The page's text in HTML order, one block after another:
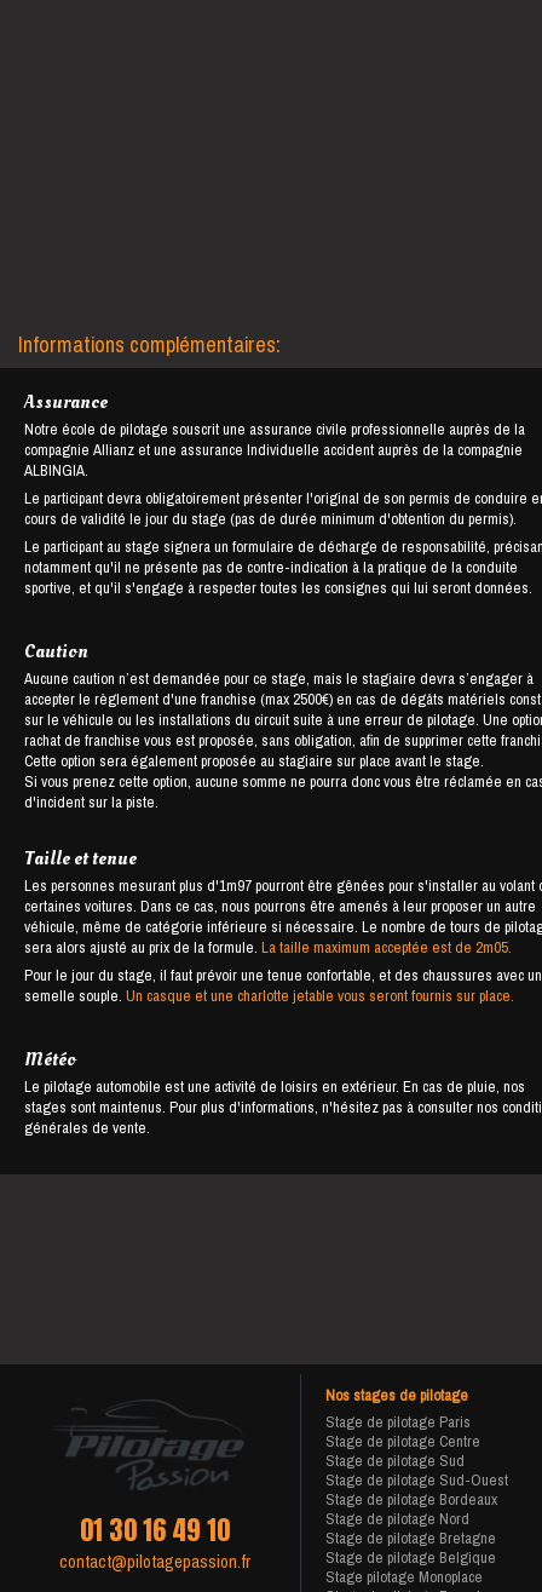
Informations complémentaires:
Assurance
Notre école de pilotage souscrit une assurance civile professionnelle auprès de la
compagnie Allianz et une assurance Individuelle accident auprès de la compagnie
ALBINGIA.
Le participant devra obligatoirement présenter l'original de son permis de conduire
cours de validité le jour du stage (pas de durée minimum d'obtention du permis).
Le participant au stage signera un formulaire de décharge de responsabilité,
notamment qu'il ne présente pas de contre-indication à la pratique de la conduite
sportive, et qu'il s'engage à respecter toutes les consignes qui lui seront données.
Caution
Aucune caution n’est demandée pour ce stage, mais le stagiaire devra s’engager à
accepter le règlement d'une franchise (max 2500€) en cas de dégâts matériels
sur le véhicule ou les installations du circuit suite à une erreur de pilotage. Une
rachat de franchise vous est proposée, sans obligation, afin de supprimer cette
Cette option sera également proposée au stagiaire sur place avant le stage.
Si vous prenez cette option, aucune somme ne pourra donc vous être réclamée en
d'incident sur la piste.
Taille et tenue
Les personnes mesurant plus d'1m97 pourront être gênées pour s'installer au volant
certaines voitures. Dans ce cas, nous pourrons être amenés à leur proposer un autre
véhicule, même de catégorie inférieure si nécessaire. Le nombre de tours de
sera alors ajusté au prix de la formule.La taille maximum acceptée est de 2m05.
Pour le jour du stage, il faut prévoir une tenue confortable, et des chaussures avec
semelle souple.Un casque et une charlotte jetable vous seront fournis sur place.
Météo
Le pilotage automobile est une activité de loisirs en extérieur. En cas de pluie, nos
stages sont maintenus. Pour plus d'informations, n'hésitez pas à consulter nos
générales de vente.
01 30 16 49 10
contact@pilotagepassion.fr
Nos stages de pilotage
Stage de pilotage Paris
Stage de pilotage Centre
Stage de pilotage Sud
Stage de pilotage Sud-Ouest
Stage de pilotage Bordeaux
Stage de pilotage Nord
Stage de pilotage Bretagne
Stage de pilotage Belgique
Stage pilotage Monoplace